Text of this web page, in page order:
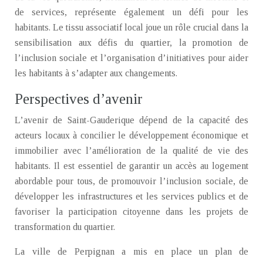
de services, représente également un défi pour les
habitants. Le tissu associatif local joue un rôle crucial dans la
sensibilisation aux défis du quartier, la promotion de
l’inclusion sociale et l’organisation d’initiatives pour aider
les habitants à s’adapter aux changements.
Perspectives d’avenir
L’avenir de Saint-Gauderique dépend de la capacité des
acteurs locaux à concilier le développement économique et
immobilier avec l’amélioration de la qualité de vie des
habitants. Il est essentiel de garantir un accès au logement
abordable pour tous, de promouvoir l’inclusion sociale, de
développer les infrastructures et les services publics et de
favoriser la participation citoyenne dans les projets de
transformation du quartier.
La ville de Perpignan a mis en place un plan de